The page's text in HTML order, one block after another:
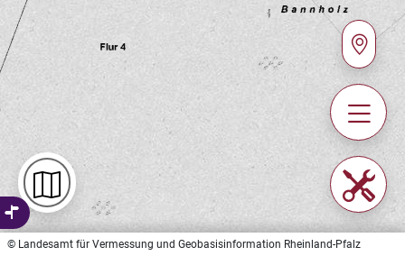
© Landesamt für Vermessung und Geobasisinformation Rheinland-Pfalz